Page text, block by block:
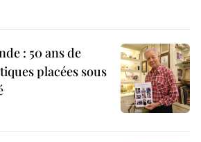
: 50 ans de
placées sous